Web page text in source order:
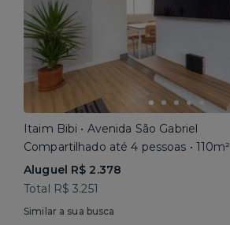
Itaim Bibi • Avenida São Gabriel
Compartilhado até 4 pessoas • 110m²
Aluguel R$ 2.378
Total R$ 3.251
Similar a sua busca